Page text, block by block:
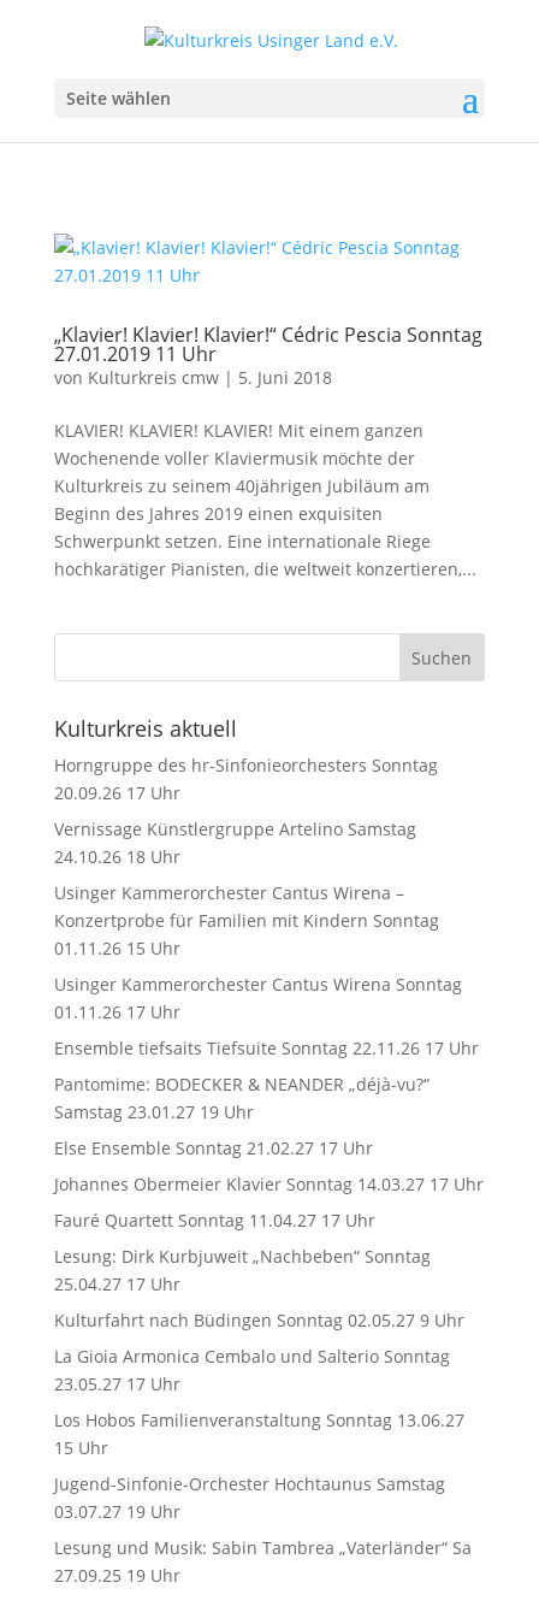
Seite wählen
„Klavier! Klavier! Klavier!“ Cédric Pescia Sonntag
27.01.2019 11 Uhr
von Kulturkreis cmw| 5. Juni 2018
KLAVIER! KLAVIER! KLAVIER! Mit einem ganzen
Wochenende voller Klaviermusik möchte der
Kulturkreis zu seinem 40jährigen Jubiläum am
Beginn des Jahres 2019 einen exquisiten
Schwerpunkt setzen. Eine internationale Riege
hochkarätiger Pianisten, die weltweit konzertieren,...
Kulturkreis aktuell
Horngruppe des hr-Sinfonieorchesters Sonntag
20.09.26 17 Uhr
Vernissage Künstlergruppe Artelino Samstag
24.10.26 18 Uhr
Usinger Kammerorchester Cantus Wirena –
Konzertprobe für Familien mit Kindern Sonntag
01.11.26 15 Uhr
Usinger Kammerorchester Cantus Wirena Sonntag
01.11.26 17 Uhr
Ensemble tiefsaits Tiefsuite Sonntag 22.11.26 17 Uhr
Pantomime: BODECKER & NEANDER „déjà-vu?“
Samstag 23.01.27 19 Uhr
Else Ensemble Sonntag 21.02.27 17 Uhr
Johannes Obermeier Klavier Sonntag 14.03.27 17 Uhr
Fauré Quartett Sonntag 11.04.27 17 Uhr
Lesung: Dirk Kurbjuweit „Nachbeben“ Sonntag
25.04.27 17 Uhr
Kulturfahrt nach Büdingen Sonntag 02.05.27 9 Uhr
La Gioia Armonica Cembalo und Salterio Sonntag
23.05.27 17 Uhr
Los Hobos Familienveranstaltung Sonntag 13.06.27
15 Uhr
Jugend-Sinfonie-Orchester Hochtaunus Samstag
03.07.27 19 Uhr
Lesung und Musik: Sabin Tambrea „Vaterländer“ Sa
27.09.25 19 Uhr